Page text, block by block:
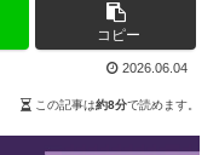
コピー
2026.06.04
この記事は約8分で読めます。